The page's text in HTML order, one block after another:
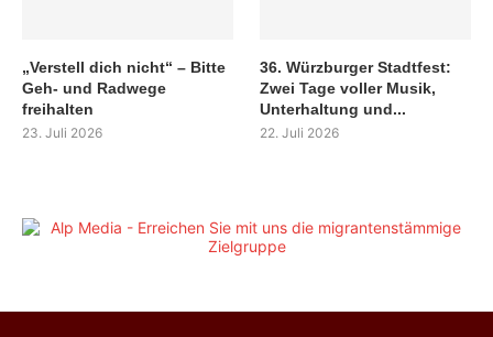
„Verstell dich nicht“ – Bitte
Geh- und Radwege
freihalten
23. Juli 2026
36. Würzburger Stadtfest:
Zwei Tage voller Musik,
Unterhaltung und...
22. Juli 2026